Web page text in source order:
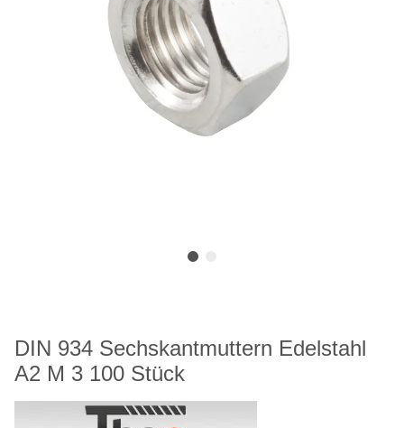
DIN 934 Sechskantmuttern Edelstahl
A2 M 3 100 Stück